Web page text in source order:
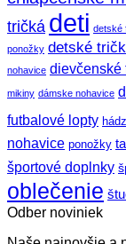
tričká deti detské
ponožky detské
nohavice dievčenské
mikiny dámske nohavice
futbalové lopty
nohavice ponožky
športové doplnky
oblečenie
Odber noviniek